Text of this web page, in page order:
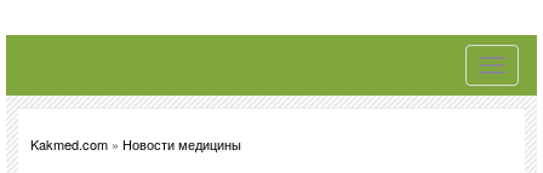
Toggle
Kakmed.com » Новости медицины